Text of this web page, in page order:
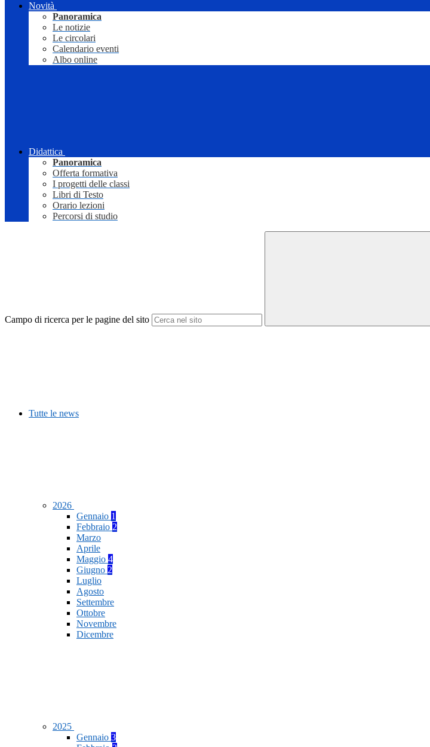
Novità
Panoramica
Le notizie
Le circolari
Calendario eventi
Albo online
Didattica
Panoramica
Offerta formativa
I progetti delle classi
Libri di Testo
Orario lezioni
Percorsi di studio
Campo di ricerca per le pagine del sito
Tutte le news
2026
Gennaio 1
Febbraio 2
Marzo
Aprile
Maggio 4
Giugno 2
Luglio
Agosto
Settembre
Ottobre
Novembre
Dicembre
2025
Gennaio 3